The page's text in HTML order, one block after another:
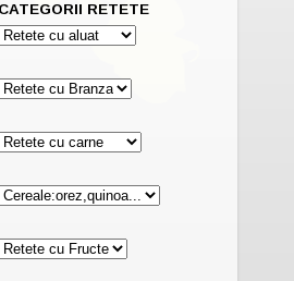
CATEGORII RETETE